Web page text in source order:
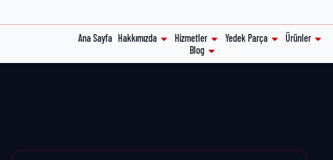
Ana Sayfa Hakkımızda Hizmetler Yedek Parça
Ürünler
Blog